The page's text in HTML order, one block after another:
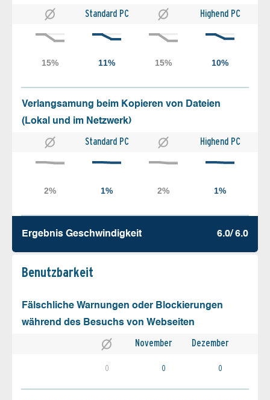
Standard PC Highend PC
Verlangsamung beim Kopieren von Dateien
(Lokal und im Netzwerk)
Standard PC Highend PC
Ergebnis Geschw­indigkeit 6.0/ 6.0
Benutz­barkeit
Fälschliche Warnungen oder Blockierungen
während des Besuchs von Webseiten
November Dezember
0 0 0